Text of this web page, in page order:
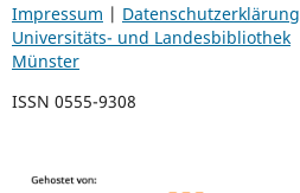
Impressum | Datenschutzerklärung
Universitäts- und Landesbibliothek
Münster
ISSN 0555-9308